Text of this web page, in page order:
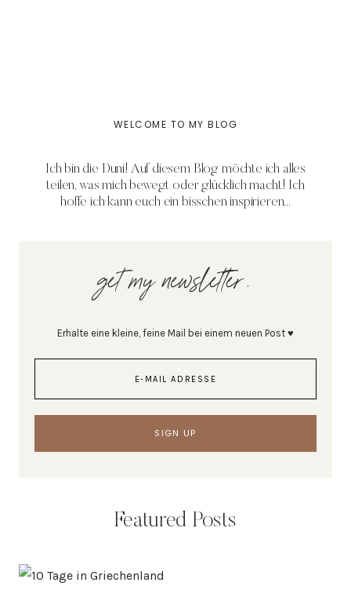
WELCOME TO MY BLOG
Ich bin die Duni! Auf diesem Blog möchte ich alles
teilen, was mich bewegt oder glücklich macht! Ich
hoffe ich kann euch ein bisschen inspirieren...
get my newsletter.
Erhalte eine kleine, feine Mail bei einem neuen Post ♥
Featured Posts